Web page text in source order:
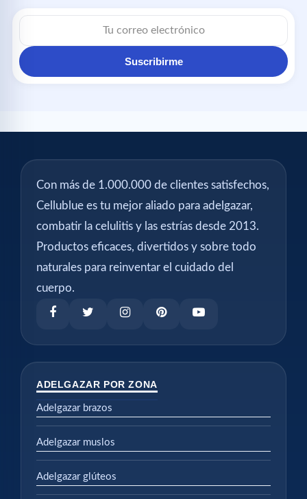
Correo
electrónico
Suscribirme
Con más de 1.000.000 de clientes satisfechos,
Cellublue es tu mejor aliado para adelgazar,
combatir la celulitis y las estrías desde 2013.
Productos eficaces, divertidos y sobre todo
naturales para reinventar el cuidado del
cuerpo.
ADELGAZAR POR ZONA
Adelgazar brazos
Adelgazar muslos
Adelgazar glúteos